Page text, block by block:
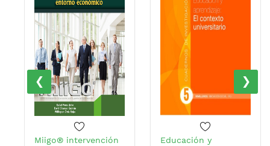
Miigo® intervención
Educación y
‹ ›